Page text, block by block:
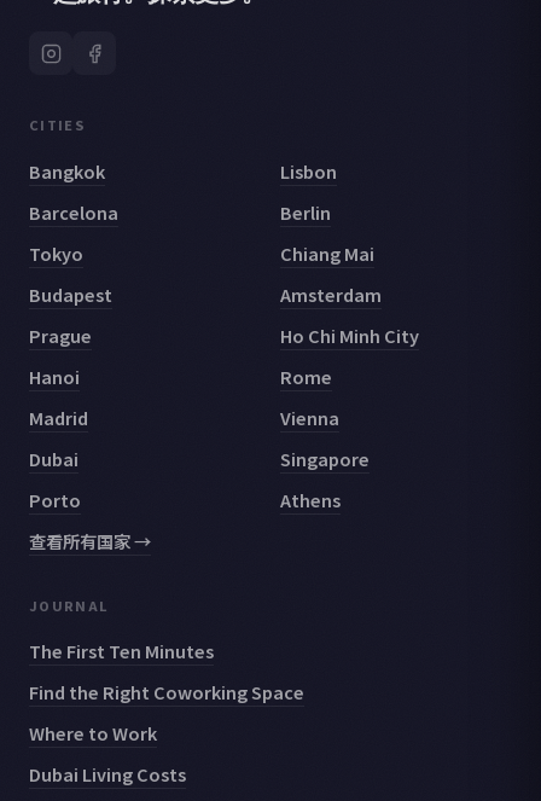
CITIES
Bangkok
Lisbon
Barcelona
Berlin
Tokyo
Chiang Mai
Budapest
Amsterdam
Prague
Ho Chi Minh City
Hanoi
Rome
Madrid
Vienna
Dubai
Singapore
Porto
Athens
查看所有国家 →
JOURNAL
The First Ten Minutes
Find the Right Coworking Space
Where to Work
Dubai Living Costs